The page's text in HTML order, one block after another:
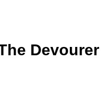
Devourer